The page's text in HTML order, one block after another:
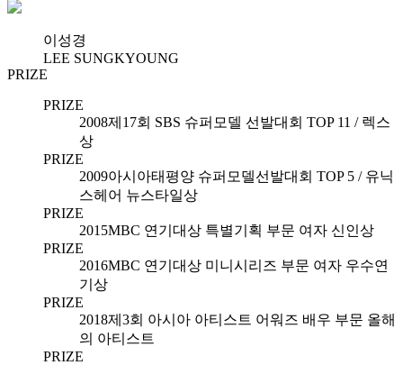
이성경
LEE SUNGKYOUNG
PRIZE
PRIZE
2008제17회 SBS 슈퍼모델 선발대회 TOP 11 / 렉스
상
PRIZE
2009아시아태평양 슈퍼모델선발대회 TOP 5 / 유닉
스헤어 뉴스타일상
PRIZE
2015MBC 연기대상 특별기획 부문 여자 신인상
PRIZE
2016MBC 연기대상 미니시리즈 부문 여자 우수연
기상
PRIZE
2018제3회 아시아 아티스트 어워즈 배우 부문 올해
의 아티스트
PRIZE